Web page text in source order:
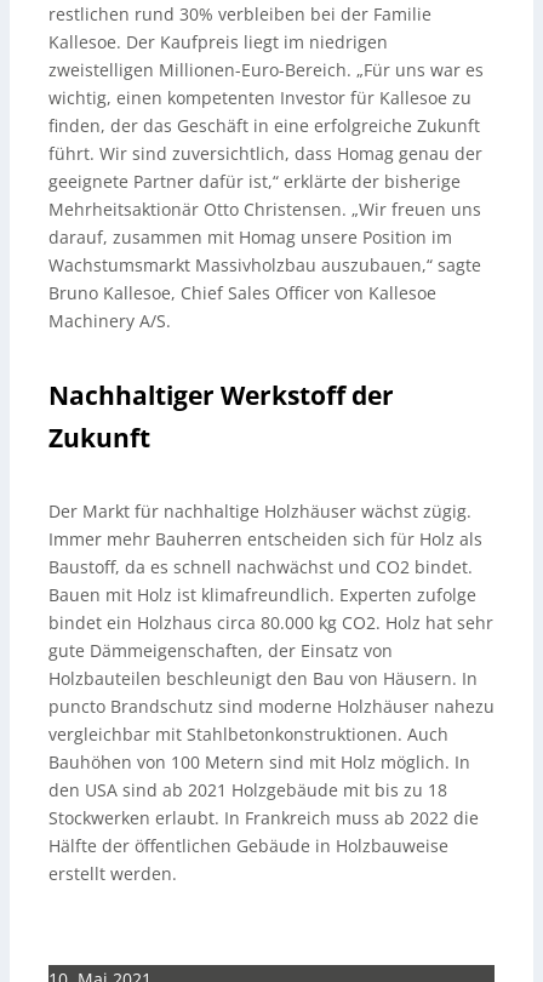
restlichen rund 30% verbleiben bei der Familie
Kallesoe. Der Kaufpreis liegt im niedrigen
zweistelligen Millionen-Euro-Bereich. „Für uns war es
wichtig, einen kompetenten Investor für Kallesoe zu
finden, der das Geschäft in eine erfolgreiche Zukunft
führt. Wir sind zuversichtlich, dass Homag genau der
geeignete Partner dafür ist,“ erklärte der bisherige
Mehrheitsaktionär Otto Christensen. „Wir freuen uns
darauf, zusammen mit Homag unsere Position im
Wachstumsmarkt Massivholzbau auszubauen,“ sagte
Bruno Kallesoe, Chief Sales Officer von Kallesoe
Machinery A/S.
Nachhaltiger Werkstoff der
Zukunft
Der Markt für nachhaltige Holzhäuser wächst zügig.
Immer mehr Bauherren entscheiden sich für Holz als
Baustoff, da es schnell nachwächst und CO2 bindet.
Bauen mit Holz ist klimafreundlich. Experten zufolge
bindet ein Holzhaus circa 80.000 kg CO2. Holz hat sehr
gute Dämmeigenschaften, der Einsatz von
Holzbauteilen beschleunigt den Bau von Häusern. In
puncto Brandschutz sind moderne Holzhäuser nahezu
vergleichbar mit Stahlbetonkonstruktionen. Auch
Bauhöhen von 100 Metern sind mit Holz möglich. In
den USA sind ab 2021 Holzgebäude mit bis zu 18
Stockwerken erlaubt. In Frankreich muss ab 2022 die
Hälfte der öffentlichen Gebäude in Holzbauweise
erstellt werden.